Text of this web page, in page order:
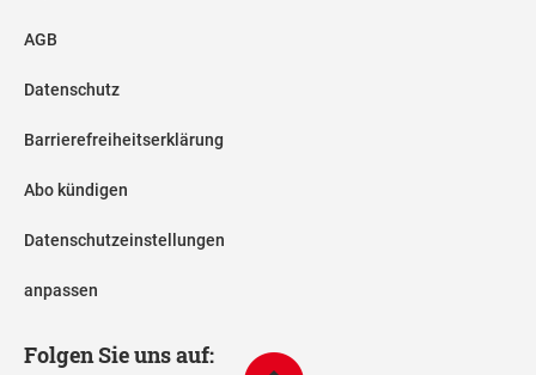
AGB
Datenschutz
Barrierefreiheitserklärung
Abo kündigen
Datenschutzeinstellungen
anpassen
Folgen Sie uns auf: